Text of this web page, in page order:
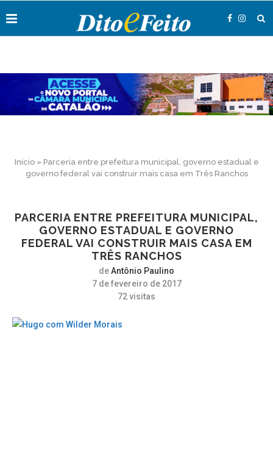
Início» Parceria entre prefeitura municipal, governo estadual e
governo federal vai construir mais casa em Três Ranchos
PARCERIA ENTRE PREFEITURA MUNICIPAL,
GOVERNO ESTADUAL E GOVERNO
FEDERAL VAI CONSTRUIR MAIS CASA EM
TRÊS RANCHOS
deAntônio Paulino
7 de fevereiro de 2017
72visitas